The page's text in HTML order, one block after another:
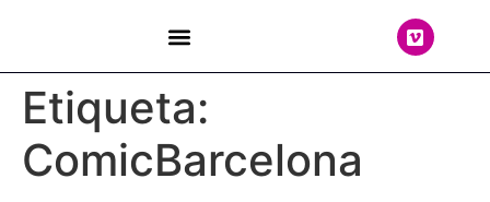
Etiqueta:
ComicBarcelona